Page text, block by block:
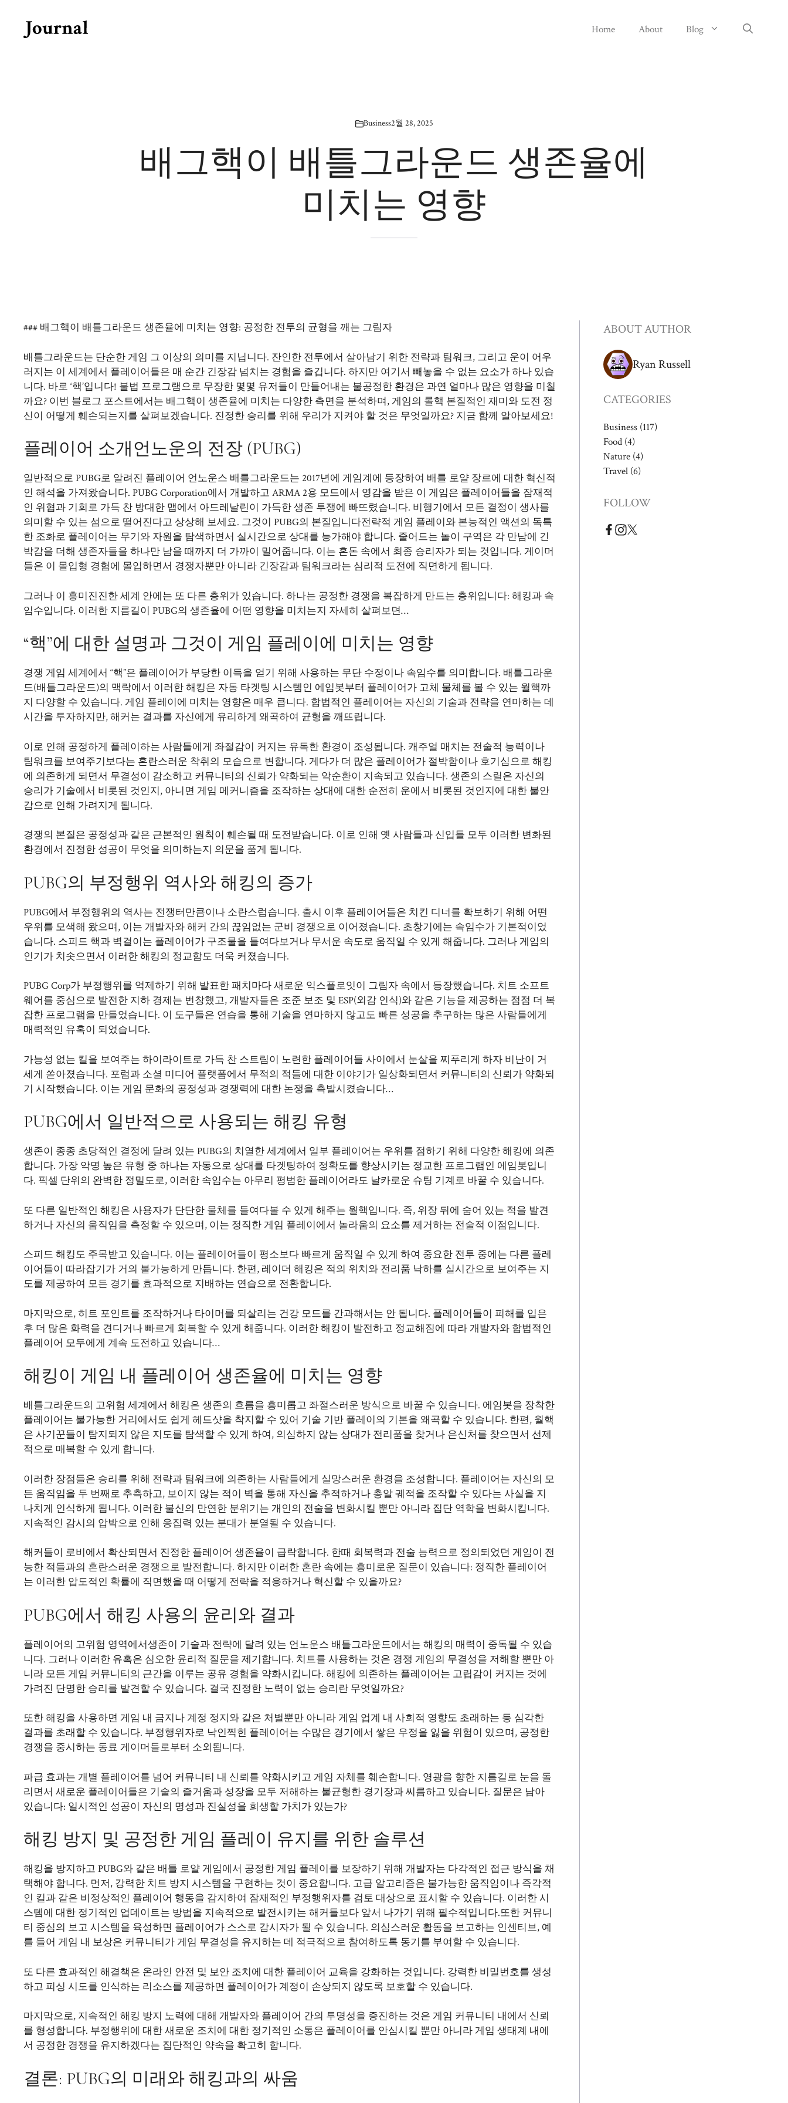
content
Home About Blog
Business2월 28, 2025
배그핵이 배틀그라운드 생존율에
미치는 영향
### 배그핵이 배틀그라운드 생존율에 미치는 영향: 공정한 전투의 균형을 깨는 그림자
배틀그라운드는 단순한 게임 그 이상의 의미를 지닙니다. 잔인한 전투에서 살아남기 위한 전략과 팀워크, 그리고 운이 어우
러지는 이 세계에서 플레이어들은 매 순간 긴장감 넘치는 경험을 즐깁니다. 하지만 여기서 빼놓을 수 없는 요소가 하나 있습
니다. 바로 ‘핵’입니다! 불법 프로그램으로 무장한 몇몇 유저들이 만들어내는 불공정한 환경은 과연 얼마나 많은 영향을 미칠
까요? 이번 블로그 포스트에서는 배그핵이 생존율에 미치는 다양한 측면을 분석하며, 게임의 롤핵 본질적인 재미와 도전 정
신이 어떻게 훼손되는지를 살펴보겠습니다. 진정한 승리를 위해 우리가 지켜야 할 것은 무엇일까요? 지금 함께 알아보세요!
플레이어 소개언노운의 전장 (PUBG)
일반적으로 PUBG로 알려진 플레이어 언노운스 배틀그라운드는 2017년에 게임계에 등장하여 배틀 로얄 장르에 대한 혁신적
인 해석을 가져왔습니다. PUBG Corporation에서 개발하고 ARMA 2용 모드에서 영감을 받은 이 게임은 플레이어들을 잠재적
인 위협과 기회로 가득 찬 방대한 맵에서 아드레날린이 가득한 생존 투쟁에 빠뜨렸습니다. 비행기에서 모든 결정이 생사를
의미할 수 있는 섬으로 떨어진다고 상상해 보세요. 그것이 PUBG의 본질입니다전략적 게임 플레이와 본능적인 액션의 독특
한 조화로 플레이어는 무기와 자원을 탐색하면서 실시간으로 상대를 능가해야 합니다. 줄어드는 놀이 구역은 각 만남에 긴
박감을 더해 생존자들을 하나만 남을 때까지 더 가까이 밀어줍니다. 이는 혼돈 속에서 최종 승리자가 되는 것입니다. 게이머
들은 이 몰입형 경험에 몰입하면서 경쟁자뿐만 아니라 긴장감과 팀워크라는 심리적 도전에 직면하게 됩니다.
그러나 이 흥미진진한 세계 안에는 또 다른 층위가 있습니다. 하나는 공정한 경쟁을 복잡하게 만드는 층위입니다: 해킹과 속
임수입니다. 이러한 지름길이 PUBG의 생존율에 어떤 영향을 미치는지 자세히 살펴보면…
“핵”에 대한 설명과 그것이 게임 플레이에 미치는 영향
경쟁 게임 세계에서 “핵”은 플레이어가 부당한 이득을 얻기 위해 사용하는 무단 수정이나 속임수를 의미합니다. 배틀그라운
드(배틀그라운드)의 맥락에서 이러한 해킹은 자동 타겟팅 시스템인 에임봇부터 플레이어가 고체 물체를 볼 수 있는 월핵까
지 다양할 수 있습니다. 게임 플레이에 미치는 영향은 매우 큽니다. 합법적인 플레이어는 자신의 기술과 전략을 연마하는 데
시간을 투자하지만, 해커는 결과를 자신에게 유리하게 왜곡하여 균형을 깨뜨립니다.
이로 인해 공정하게 플레이하는 사람들에게 좌절감이 커지는 유독한 환경이 조성됩니다. 캐주얼 매치는 전술적 능력이나
팀워크를 보여주기보다는 혼란스러운 착취의 모습으로 변합니다. 게다가 더 많은 플레이어가 절박함이나 호기심으로 해킹
에 의존하게 되면서 무결성이 감소하고 커뮤니티의 신뢰가 약화되는 악순환이 지속되고 있습니다. 생존의 스릴은 자신의
승리가 기술에서 비롯된 것인지, 아니면 게임 메커니즘을 조작하는 상대에 대한 순전히 운에서 비롯된 것인지에 대한 불안
감으로 인해 가려지게 됩니다.
경쟁의 본질은 공정성과 같은 근본적인 원칙이 훼손될 때 도전받습니다. 이로 인해 옛 사람들과 신입들 모두 이러한 변화된
환경에서 진정한 성공이 무엇을 의미하는지 의문을 품게 됩니다.
PUBG의 부정행위 역사와 해킹의 증가
PUBG에서 부정행위의 역사는 전쟁터만큼이나 소란스럽습니다. 출시 이후 플레이어들은 치킨 디너를 확보하기 위해 어떤
우위를 모색해 왔으며, 이는 개발자와 해커 간의 끊임없는 군비 경쟁으로 이어졌습니다. 초창기에는 속임수가 기본적이었
습니다. 스피드 핵과 벽걸이는 플레이어가 구조물을 들여다보거나 무서운 속도로 움직일 수 있게 해줍니다. 그러나 게임의
인기가 치솟으면서 이러한 해킹의 정교함도 더욱 커졌습니다.
PUBG Corp가 부정행위를 억제하기 위해 발표한 패치마다 새로운 익스플로잇이 그림자 속에서 등장했습니다. 치트 소프트
웨어를 중심으로 발전한 지하 경제는 번창했고, 개발자들은 조준 보조 및 ESP(외감 인식)와 같은 기능을 제공하는 점점 더 복
잡한 프로그램을 만들었습니다. 이 도구들은 연습을 통해 기술을 연마하지 않고도 빠른 성공을 추구하는 많은 사람들에게
매력적인 유혹이 되었습니다.
가능성 없는 킬을 보여주는 하이라이트로 가득 찬 스트림이 노련한 플레이어들 사이에서 눈살을 찌푸리게 하자 비난이 거
세게 쏟아졌습니다. 포럼과 소셜 미디어 플랫폼에서 무적의 적들에 대한 이야기가 일상화되면서 커뮤니티의 신뢰가 약화되
기 시작했습니다. 이는 게임 문화의 공정성과 경쟁력에 대한 논쟁을 촉발시켰습니다…
PUBG에서 일반적으로 사용되는 해킹 유형
생존이 종종 초당적인 결정에 달려 있는 PUBG의 치열한 세계에서 일부 플레이어는 우위를 점하기 위해 다양한 해킹에 의존
합니다. 가장 악명 높은 유형 중 하나는 자동으로 상대를 타겟팅하여 정확도를 향상시키는 정교한 프로그램인 에임봇입니
다. 픽셀 단위의 완벽한 정밀도로, 이러한 속임수는 아무리 평범한 플레이어라도 날카로운 슈팅 기계로 바꿀 수 있습니다.
또 다른 일반적인 해킹은 사용자가 단단한 물체를 들여다볼 수 있게 해주는 월핵입니다. 즉, 위장 뒤에 숨어 있는 적을 발견
하거나 자신의 움직임을 측정할 수 있으며, 이는 정직한 게임 플레이에서 놀라움의 요소를 제거하는 전술적 이점입니다.
스피드 해킹도 주목받고 있습니다. 이는 플레이어들이 평소보다 빠르게 움직일 수 있게 하여 중요한 전투 중에는 다른 플레
이어들이 따라잡기가 거의 불가능하게 만듭니다. 한편, 레이더 해킹은 적의 위치와 전리품 낙하를 실시간으로 보여주는 지
도를 제공하여 모든 경기를 효과적으로 지배하는 연습으로 전환합니다.
마지막으로, 히트 포인트를 조작하거나 타이머를 되살리는 건강 모드를 간과해서는 안 됩니다. 플레이어들이 피해를 입은
후 더 많은 화력을 견디거나 빠르게 회복할 수 있게 해줍니다. 이러한 해킹이 발전하고 정교해짐에 따라 개발자와 합법적인
플레이어 모두에게 계속 도전하고 있습니다…
해킹이 게임 내 플레이어 생존율에 미치는 영향
배틀그라운드의 고위험 세계에서 해킹은 생존의 흐름을 흥미롭고 좌절스러운 방식으로 바꿀 수 있습니다. 에임봇을 장착한
플레이어는 불가능한 거리에서도 쉽게 헤드샷을 착지할 수 있어 기술 기반 플레이의 기본을 왜곡할 수 있습니다. 한편, 월핵
은 사기꾼들이 탐지되지 않은 지도를 탐색할 수 있게 하여, 의심하지 않는 상대가 전리품을 찾거나 은신처를 찾으면서 선제
적으로 매복할 수 있게 합니다.
이러한 장점들은 승리를 위해 전략과 팀워크에 의존하는 사람들에게 실망스러운 환경을 조성합니다. 플레이어는 자신의 모
든 움직임을 두 번째로 추측하고, 보이지 않는 적이 벽을 통해 자신을 추적하거나 총알 궤적을 조작할 수 있다는 사실을 지
나치게 인식하게 됩니다. 이러한 불신의 만연한 분위기는 개인의 전술을 변화시킬 뿐만 아니라 집단 역학을 변화시킵니다.
지속적인 감시의 압박으로 인해 응집력 있는 분대가 분열될 수 있습니다.
해커들이 로비에서 확산되면서 진정한 플레이어 생존율이 급락합니다. 한때 회복력과 전술 능력으로 정의되었던 게임이 전
능한 적들과의 혼란스러운 경쟁으로 발전합니다. 하지만 이러한 혼란 속에는 흥미로운 질문이 있습니다: 정직한 플레이어
는 이러한 압도적인 확률에 직면했을 때 어떻게 전략을 적응하거나 혁신할 수 있을까요?
PUBG에서 해킹 사용의 윤리와 결과
플레이어의 고위험 영역에서생존이 기술과 전략에 달려 있는 언노운스 배틀그라운드에서는 해킹의 매력이 중독될 수 있습
니다. 그러나 이러한 유혹은 심오한 윤리적 질문을 제기합니다. 치트를 사용하는 것은 경쟁 게임의 무결성을 저해할 뿐만 아
니라 모든 게임 커뮤니티의 근간을 이루는 공유 경험을 약화시킵니다. 해킹에 의존하는 플레이어는 고립감이 커지는 것에
가려진 단명한 승리를 발견할 수 있습니다. 결국 진정한 노력이 없는 승리란 무엇일까요?
또한 해킹을 사용하면 게임 내 금지나 계정 정지와 같은 처벌뿐만 아니라 게임 업계 내 사회적 영향도 초래하는 등 심각한
결과를 초래할 수 있습니다. 부정행위자로 낙인찍힌 플레이어는 수많은 경기에서 쌓은 우정을 잃을 위험이 있으며, 공정한
경쟁을 중시하는 동료 게이머들로부터 소외됩니다.
파급 효과는 개별 플레이어를 넘어 커뮤니티 내 신뢰를 약화시키고 게임 자체를 훼손합니다. 영광을 향한 지름길로 눈을 돌
리면서 새로운 플레이어들은 기술의 즐거움과 성장을 모두 저해하는 불균형한 경기장과 씨름하고 있습니다. 질문은 남아
있습니다: 일시적인 성공이 자신의 명성과 진실성을 희생할 가치가 있는가?
해킹 방지 및 공정한 게임 플레이 유지를 위한 솔루션
해킹을 방지하고 PUBG와 같은 배틀 로얄 게임에서 공정한 게임 플레이를 보장하기 위해 개발자는 다각적인 접근 방식을 채
택해야 합니다. 먼저, 강력한 치트 방지 시스템을 구현하는 것이 중요합니다. 고급 알고리즘은 불가능한 움직임이나 즉각적
인 킬과 같은 비정상적인 플레이어 행동을 감지하여 잠재적인 부정행위자를 검토 대상으로 표시할 수 있습니다. 이러한 시
스템에 대한 정기적인 업데이트는 방법을 지속적으로 발전시키는 해커들보다 앞서 나가기 위해 필수적입니다.또한 커뮤니
티 중심의 보고 시스템을 육성하면 플레이어가 스스로 감시자가 될 수 있습니다. 의심스러운 활동을 보고하는 인센티브, 예
를 들어 게임 내 보상은 커뮤니티가 게임 무결성을 유지하는 데 적극적으로 참여하도록 동기를 부여할 수 있습니다.
또 다른 효과적인 해결책은 온라인 안전 및 보안 조치에 대한 플레이어 교육을 강화하는 것입니다. 강력한 비밀번호를 생성
하고 피싱 시도를 인식하는 리소스를 제공하면 플레이어가 계정이 손상되지 않도록 보호할 수 있습니다.
마지막으로, 지속적인 해킹 방지 노력에 대해 개발자와 플레이어 간의 투명성을 증진하는 것은 게임 커뮤니티 내에서 신뢰
를 형성합니다. 부정행위에 대한 새로운 조치에 대한 정기적인 소통은 플레이어를 안심시킬 뿐만 아니라 게임 생태계 내에
서 공정한 경쟁을 유지하겠다는 집단적인 약속을 확고히 합니다.
결론: PUBG의 미래와 해킹과의 싸움
ABOUT AUTHOR
Ryan Russell
CATEGORIES
Business (117)
Food (4)
Nature (4)
Travel (6)
FOLLOW